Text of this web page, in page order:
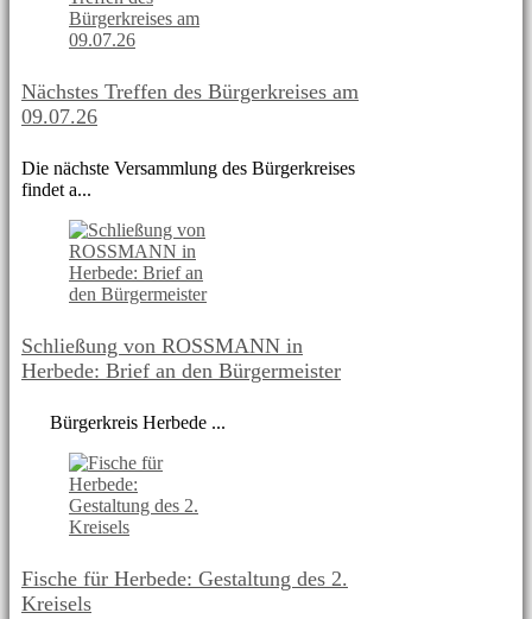
Nächstes Treffen des Bürgerkreises am
09.07.26
Die nächste Versammlung des Bürgerkreises
findet a...
Schließung von ROSSMANN in
Herbede: Brief an den Bürgermeister
Bürgerkreis Herbede ...
Fische für Herbede: Gestaltung des 2.
Kreisels